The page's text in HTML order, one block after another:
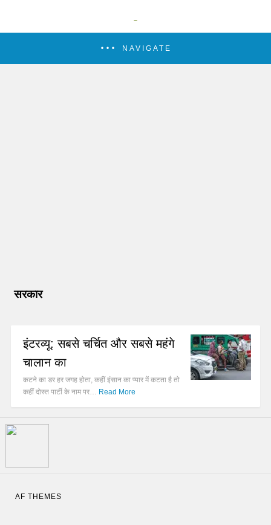
NAVIGATE
सरकार
इंटरव्यू: सबसे चर्चित और सबसे महंगे
चालान का
कटने का डर हर जगह होता, कहीं इंसान का प्यार में कटता है तो
कहीं दोस्त पार्टी के नाम पर… Read More
AF THEMES